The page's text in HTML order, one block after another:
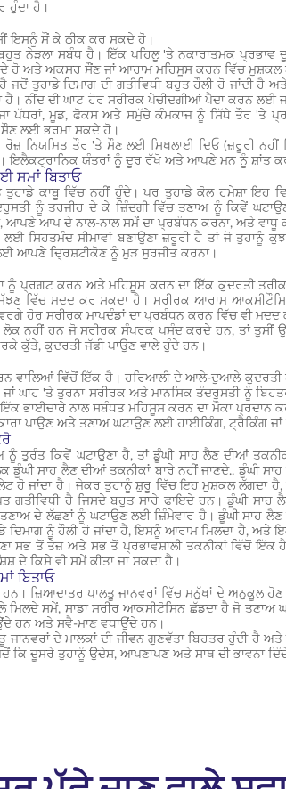
ਹੁੰਦਾ ਹੈ।
ਇਸਨੂੰ ਸੌਂ ਕੇ ਠੀਕ ਕਰ ਸਕਦੇ ਹੋ।
ਨੇੜਲਾ ਸਬੰਧ ਹੈ। ਇੱਕ ਪਹਿਲੂ 'ਤੇ ਨਕਾਰਾਤਮਕ ਪ੍ਰਭਾਵ
ਹੋ ਅਤੇ ਅਕਸਰ ਸੌਂਣ ਜਾਂ ਆਰਾਮ ਮਹਿਸੂਸ ਕਰਨ ਵਿੱਚ ਮੁਸ਼ਕਲ
ਹੈ ਜਦੋਂ ਤੁਹਾਡੇ ਦਿਮਾਗ ਦੀ ਗਤੀਵਿਧੀ ਬਹੁਤ ਹੌਲੀ ਹੋ ਜਾਂਦੀ
ਹੈ। ਨੀਂਦ ਦੀ ਘਾਟ ਹੋਰ ਸਰੀਰਕ ਪੇਚੀਦਗੀਆਂ ਪੈਦਾ ਕਰਨ ਲਈ
ਪੱਧਰਾਂ, ਮੂਡ, ਫੋਕਸ ਅਤੇ ਸਮੁੱਚੇ ਕੰਮਕਾਜ ਨੂੰ ਸਿੱਧੇ ਤੌਰ 'ਤੇ
ਲਈ ਭਰਮਾ ਸਕਦੇ ਹੋ।
ਨਿਯਮਿਤ ਤੌਰ 'ਤੇ ਸੌਣ ਲਈ ਸਿਖਲਾਈ ਦਿਓ (ਜ਼ਰੂਰੀ
ਇਲੈਕਟ੍ਰਾਨਿਕ ਯੰਤਰਾਂ ਨੂੰ ਦੂਰ ਰੱਖੋ ਅਤੇ ਆਪਣੇ ਮਨ ਨੂੰ ਸ਼ਾਂਤ
ਸਮਾਂ ਬਿਤਾਓ
ਕਾਬੂ ਵਿੱਚ ਨਹੀਂ ਹੁੰਦੇ। ਪਰ ਤੁਹਾਡੇ ਕੋਲ ਹਮੇਸ਼ਾ ਇਹ
ਨੂੰ ਤਰਜੀਹ ਦੇ ਕੇ ਜ਼ਿੰਦਗੀ ਵਿੱਚ ਤਣਾਅ ਨੂੰ ਕਿਵੇਂ
ਆਪ ਦੇ ਨਾਲ-ਨਾਲ ਸਮੇਂ ਦਾ ਪ੍ਰਬੰਧਨ ਕਰਨਾ, ਅਤੇ ਵਾਧੂ
ਸਿਹਤਮੰਦ ਸੀਮਾਵਾਂ ਬਣਾਉਣਾ ਜ਼ਰੂਰੀ ਹੈ ਤਾਂ ਜੋ
ਆਪਣੇ ਦ੍ਰਿਸ਼ਟੀਕੋਣ ਨੂੰ ਮੁੜ ਸੁਰਜੀਤ ਕਰਨਾ।
ਨੂੰ ਪ੍ਰਗਟ ਕਰਨ ਅਤੇ ਮਹਿਸੂਸ ਕਰਨ ਦਾ ਇੱਕ ਕੁਦਰਤੀ
ਵਿੱਚ ਮਦਦ ਕਰ ਸਕਦਾ ਹੈ। ਸਰੀਰਕ ਆਰਾਮ
ਹੋਰ ਸਰੀਰਕ ਮਾਪਦੰਡਾਂ ਦਾ ਪ੍ਰਬੰਧਨ ਕਰਨ ਵਿੱਚ ਵੀ ਮਦਦ
ਨਹੀਂ ਹਨ ਜੋ ਸਰੀਰਕ ਸੰਪਰਕ ਪਸੰਦ ਕਰਦੇ ਹਨ, ਤਾਂ ਤੁਸੀਂ
ਕੁੱਤੇ, ਕੁਦਰਤੀ ਜੱਫੀ ਪਾਉਣ ਵਾਲੇ ਹੁੰਦੇ ਹਨ।
ਵਾਲਿਆਂ ਵਿੱਚੋਂ ਇੱਕ ਹੈ। ਹਰਿਆਲੀ ਦੇ ਆਲੇ-ਦੁਆਲੇ ਕੁਦਰਤੀ
ਘਾਹ 'ਤੇ ਤੁਰਨਾ ਸਰੀਰਕ ਅਤੇ ਮਾਨਸਿਕ ਤੰਦਰੁਸਤੀ ਨੂੰ
ਭਾਈਚਾਰੇ ਨਾਲ ਸਬੰਧਤ ਮਹਿਸੂਸ ਕਰਨ ਦਾ ਮੌਕਾ ਪ੍ਰਦਾਨ
ਪਾਉਣ ਅਤੇ ਤਣਾਅ ਘਟਾਉਣ ਲਈ ਹਾਈਕਿੰਗ, ਟ੍ਰੈਕਿੰਗ ਜਾਂ
ਤੁਰੰਤ ਕਿਵੇਂ ਘਟਾਉਣਾ ਹੈ, ਤਾਂ ਡੂੰਘੀ ਸਾਹ ਲੈਣ ਦੀਆਂ
ਸਾਹ ਲੈਣ ਦੀਆਂ ਤਕਨੀਕਾਂ ਬਾਰੇ ਨਹੀਂ ਜਾਣਦੇ.. ਡੂੰਘੀ
ਹੋ ਜਾਂਦਾ ਹੈ। ਜੇਕਰ ਤੁਹਾਨੂੰ ਸ਼ੁਰੂ ਵਿੱਚ ਇਹ ਮੁਸ਼ਕਲ ਲੱਗਦਾ ਹੈ,
ਗਤੀਵਿਧੀ ਹੈ ਜਿਸਦੇ ਬਹੁਤ ਸਾਰੇ ਫਾਇਦੇ ਹਨ। ਡੂੰਘੀ ਸਾਹ
ਦੇ ਲੱਛਣਾਂ ਨੂੰ ਘਟਾਉਣ ਲਈ ਜ਼ਿੰਮੇਵਾਰ ਹੈ। ਡੂੰਘੀ ਸਾਹ ਲੈਣ
ਨੂੰ ਹੌਲੀ ਹੋ ਜਾਂਦਾ ਹੈ, ਇਸਨੂੰ ਆਰਾਮ ਮਿਲਦਾ ਹੈ, ਅਤੇ
ਸਭ ਤੋਂ ਤੇਜ਼ ਅਤੇ ਸਭ ਤੋਂ ਪ੍ਰਭਾਵਸ਼ਾਲੀ ਤਕਨੀਕਾਂ ਵਿੱਚੋਂ
ਦੇ ਕਿਸੇ ਵੀ ਸਮੇਂ ਕੀਤਾ ਜਾ ਸਕਦਾ ਹੈ।
ਬਿਤਾਓ
ਜ਼ਿਆਦਾਤਰ ਪਾਲਤੂ ਜਾਨਵਰਾਂ ਵਿੱਚ ਮਨੁੱਖਾਂ ਦੇ ਅਨੁਕੂਲ
ਮਿਲਦੇ ਸਮੇਂ, ਸਾਡਾ ਸਰੀਰ ਆਕਸੀਟੋਸਿਨ ਛੱਡਦਾ ਹੈ ਜੋ
ਹਨ ਅਤੇ ਸਵੈ-ਮਾਣ ਵਧਾਉਂਦੇ ਹਨ।
ਦੇ ਮਾਲਕਾਂ ਦੀ ਜੀਵਨ ਗੁਣਵੱਤਾ ਬਿਹਤਰ ਹੁੰਦੀ ਹੈ
ਕਿ ਦੂਸਰੇ ਤੁਹਾਨੂੰ ਉਦੇਸ਼, ਆਪਣਾਪਣ ਅਤੇ ਸਾਥ ਦੀ ਭਾਵਨਾ